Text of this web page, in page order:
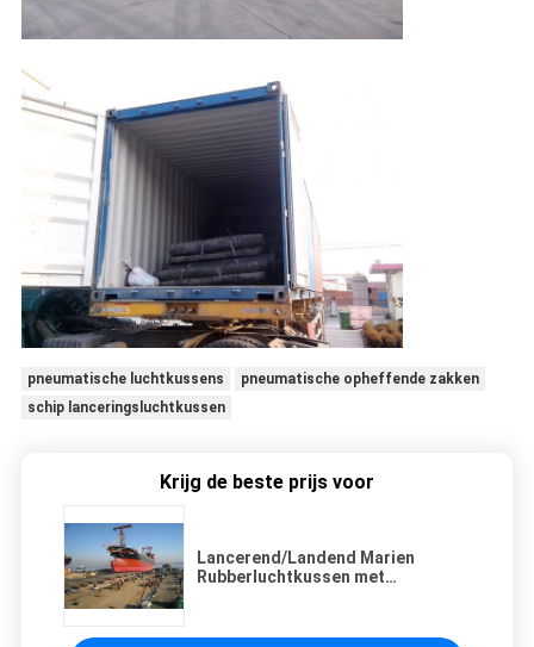
pneumatische luchtkussens
pneumatische opheffende zakken
schip lanceringsluchtkussen
Krijg de beste prijs voor
Lancerend/Landend Marien
Rubberluchtkussen met